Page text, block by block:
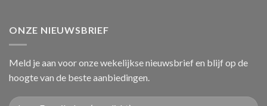
ONZE NIEUWSBRIEF
Meld je aan voor onze wekelijkse nieuwsbrief en blijf op de
hoogte van de beste aanbiedingen.